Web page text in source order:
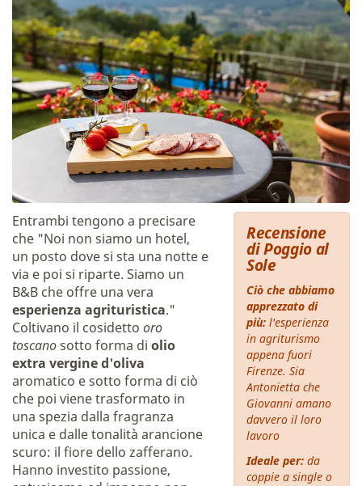
Recensione
di Poggio al
Sole
Ciò che abbiamo
apprezzato di
più:l'esperienza
in agriturismo
appena fuori
Firenze. Sia
Antonietta che
Giovanni amano
davvero il loro
lavoro
Ideale per:da
coppie a single o
Entrambi tengono a precisare
che "Noi non siamo un hotel,
un posto dove si sta una notte e
via e poi si riparte. Siamo un
B&B che offre una vera
esperienza agrituristica."
Coltivano il cosidetto oro
toscanosotto forma di olio
extra vergined'oliva
aromatico e sotto forma di ciò
che poi viene trasformato in
una spezia dalla fragranza
unica e dalle tonalità arancione
scuro: il fiore dello zafferano.
Hanno investito passione,